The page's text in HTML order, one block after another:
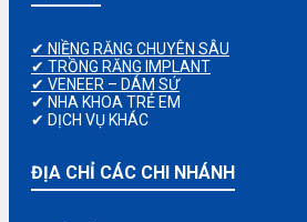
✔ NIỀNG RĂNG CHUYÊN SÂU
✔ TRỒNG RĂNG IMPLANT
✔ VENEER – DÁM SỨ
✔ NHA KHOA TRẺ EM
✔ DỊCH VỤ KHÁC
ĐỊA CHỈ CÁC CHI NHÁNH